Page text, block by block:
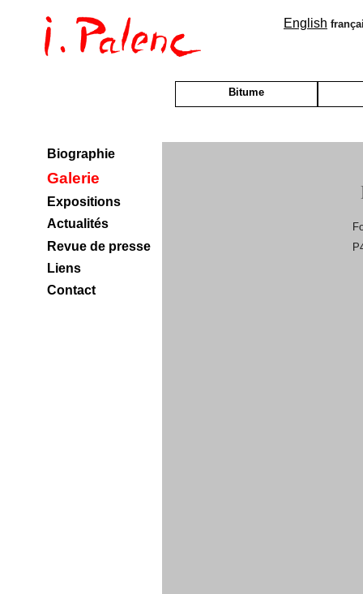
English
Bitume
Biographie
Galerie
Expositions
Actualités
Revue de presse
Liens
Contact